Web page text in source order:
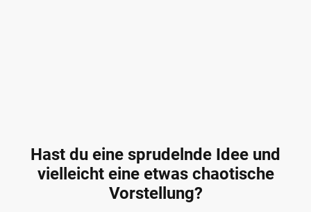
Hast du eine sprudelnde Idee und
vielleicht eine etwas chaotische
Vorstellung?